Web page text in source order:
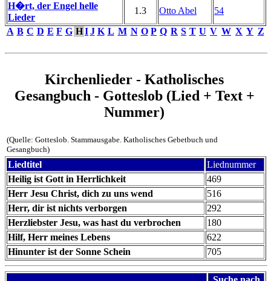
H�rt, der Engel helle
Lieder
1.3 Otto Abel
54
A B C D E F G H IJ K L M N O P Q R S T U V W X Y Z
Kirchenlieder - Katholisches
Gesangbuch - Gotteslob (Lied + Text +
Nummer)
(Quelle: Gotteslob. Stammausgabe. Katholisches Gebetbuch und
Gesangbuch)
Liedtitel
Liednummer
Heilig ist Gott in Herrlichkeit
469
Herr Jesu Christ, dich zu uns wend
516
Herr, dir ist nichts verborgen
292
Herzliebster Jesu, was hast du verbrochen
180
Hilf, Herr meines Lebens
622
Hinunter ist der Sonne Schein
705